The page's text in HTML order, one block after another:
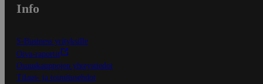
Info
S-Business yrityksille
Oiva-raportit
Osuuskauppojen yhteystiedot
Tilaus- ja toimitusehdot